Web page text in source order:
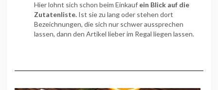
Hier lohnt sich schon beim Einkauf ein Blick auf die
Zutatenliste. Ist sie zu lang oder stehen dort
Bezeichnungen, die sich nur schwer aussprechen
lassen, dann den Artikel lieber im Regal liegen lassen.